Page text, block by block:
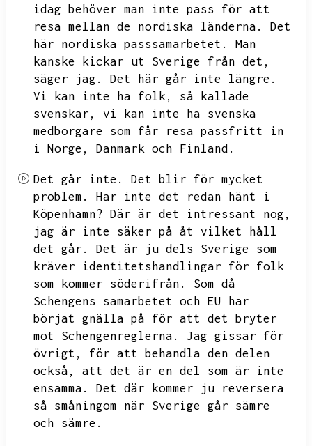
idag behöver man inte pass för att
resa mellan de nordiska länderna.
Det
här nordiska passsamarbetet.
Man
kanske kickar ut Sverige från det,
säger jag.
Det här går inte längre.
Vi kan inte ha folk,
så kallade
svenskar,
vi kan inte ha svenska
medborgare som får resa passfritt in
i Norge,
Danmark och Finland.
Det går inte.
Det blir för mycket
problem.
Har inte det redan hänt i
Köpenhamn? Där är det intressant nog,
jag är inte säker på åt vilket håll
det går.
Det är ju dels Sverige som
kräver identitetshandlingar för folk
som kommer söderifrån.
Som då
Schengens samarbetet och EU har
börjat gnälla på för att det bryter
mot Schengenreglerna.
Jag gissar för
övrigt,
för att behandla den delen
också,
att det är en del som är inte
ensamma.
Det där kommer ju reversera
så småningom när Sverige går sämre
och sämre.